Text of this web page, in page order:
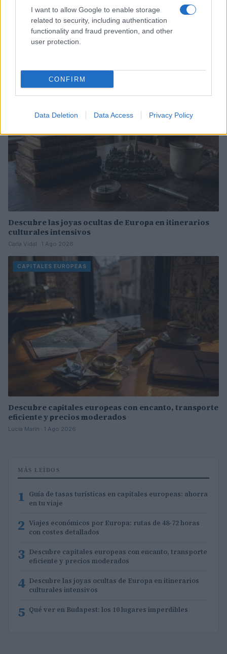
I want to allow Google to enable storage
related to security, including authentication
functionality and fraud prevention, and other
user protection.
CONFIRM
Data Deletion Data Access Privacy Policy
Guía completa para entender y optimizar las tasas
turísticas en Europa
CAPITALES EUROPEAS
Descubre las joyas ocultas de Europa en itinerarios
culturales intensivos
Carla Vidal · 1 Ago 2026
CAPITALES EUROPEAS
Descubre capitales europeas con encanto, transporte
eficiente y precios moderados
Lucía Marín · 1 Ago 2026
MÁS LEÍDOS
1 Guía de tasas turísticas en capitales europeas: ahorra
en tu viaje
2 Viajes económicos por Europa: rutas de 48-72 horas
con costes detallados
3 Descubre capitales europeas con encanto, transporte
eficiente y precios moderados
4 Descubre las joyas ocultas de Europa en itinerarios
culturales intensivos
5 Qué ver en Budapest: los 10 lugares imperdibles